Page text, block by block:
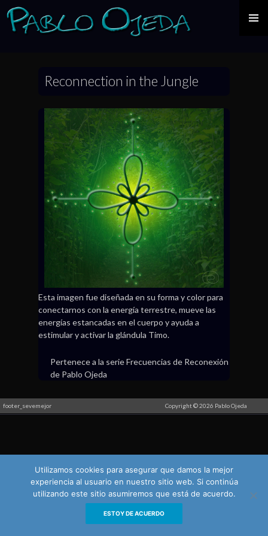
CONTENTReconnection in the Jungle
Esta imagen fue diseñada en su forma y color para
conectarnos con la energía terrestre, mueve las
energías estancadas en el cuerpo y ayuda a
estimular y activar la glándula Timo.
Pertenece a la serie Frecuencias de Reconexión
de Pablo Ojeda
footer_sevemejor Copyright © 2026 Pablo Ojeda
Utilizamos cookies para asegurar que damos la mejor
experiencia al usuario en nuestro sitio web. Si continúa
utilizando este sitio asumiremos que está de acuerdo.
ESTOY DE ACUERDO